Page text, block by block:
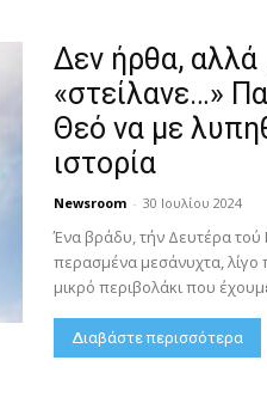
Δεν ήρθα, αλλά
«στείλανε…»
Θεό να με
ιστορία
Newsroom - 30 Ιουλίου 2024
Ένα βράδυ, τήν Δευτέρα
περασμένα μεσάνυχτα, λίγο
μικρό περιβολάκι που
Διαβάστε περισσότερα